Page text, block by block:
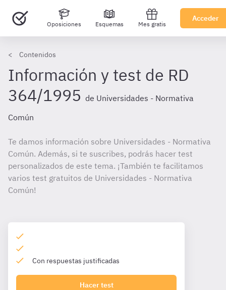
Oposiciones Esquemas Mes gratis
Acceder
Contenidos
Información y test de RD
364/1995 de Universidades - Normativa
Común
Te damos información sobre Universidades - Normativa
Común. Además, si te suscribes, podrás hacer test
personalizados de este tema. ¡También te facilitamos
varios test gratuitos de Universidades - Normativa
Común!
Con respuestas justificadas
Hacer test